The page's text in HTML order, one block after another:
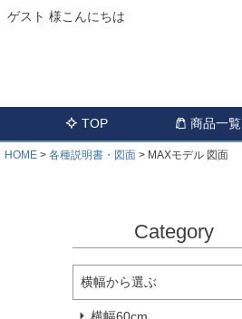
ゲスト 様こんにちは
TOP 商品一覧
HOME 各種説明書・図面 MAXモデル 図面
Category
横幅から選ぶ